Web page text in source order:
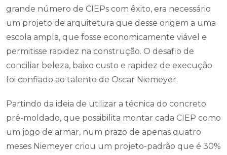
grande número de CIEPs com êxito, era necessário
um projeto de arquitetura que desse origem a uma
escola ampla, que fosse economicamente viável e
permitisse rapidez na construção. O desafio de
conciliar beleza, baixo custo e rapidez de execução
foi confiado ao talento de Oscar Niemeyer.
Partindo da ideia de utilizar a técnica do concreto
pré-moldado, que possibilita montar cada CIEP como
um jogo de armar, num prazo de apenas quatro
meses Niemeyer criou um projeto-padrão que é 30%